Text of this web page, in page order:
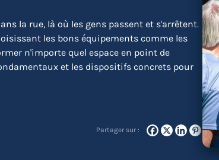
la rue, là où les gens passent et s'arrêtent.
les bons équipements comme les
n'importe quel espace en point de
et les dispositifs concrets pour
Partager sur :